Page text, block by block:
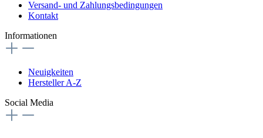
Versand- und Zahlungsbedingungen
Kontakt
Informationen
Neuigkeiten
Hersteller A-Z
Social Media